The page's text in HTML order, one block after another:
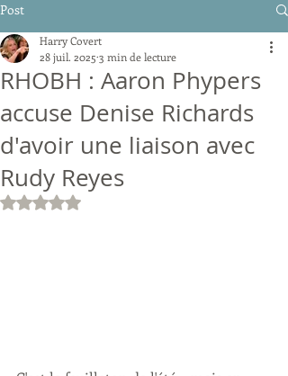
Post
RHOBH : Aaron Phypers
accuse Denise Richards
d'avoir une liaison avec
Rudy Reyes
Harry Covert
28 juil. 2025 3 min de lecture
Noté NaN étoiles sur 5.